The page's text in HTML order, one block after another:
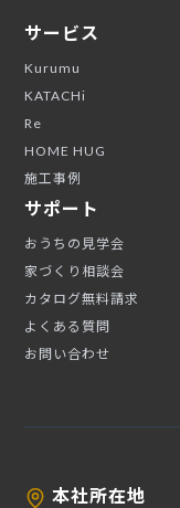
サービス
Kurumu
KATACHi
Re
HOME HUG
施工事例
サポート
おうちの見学会
家づくり相談会
カタログ無料請求
よくある質問
お問い合わせ
本社所在地